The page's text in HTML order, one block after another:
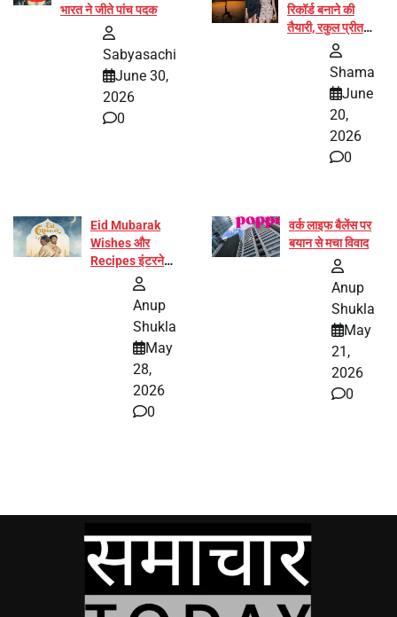
भारत ने जीते पांच पदक
Sabyasachi
June 30,
2026
0
रिकॉर्ड बनाने की
तैयारी, रकुल प्रीत
और प्रज्ञा जायसवाल
Shama
June
20,
2026
0
Eid Mubarak
Wishes और
Recipes इंटरनेट
पर हुईं वायरल
Anup
Shukla
May
28,
2026
0
वर्क लाइफ बैलेंस पर
बयान से मचा विवाद
Anup
Shukla
May
21,
2026
0